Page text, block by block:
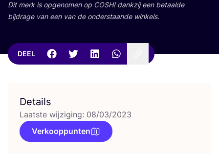
Dit merk is opge­no­men op COSH! dank­zij een betaal­de
bij­dra­ge van een van de onder­staan­de winkels.
DEEL
Details
Laatste wijziging: 08/03/2023
Verkooppunten